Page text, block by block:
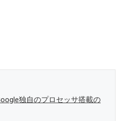
独自のプロセッサ搭載の